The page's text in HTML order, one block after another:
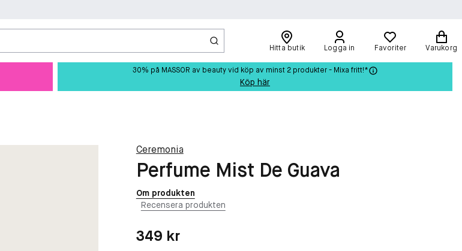
Hitta butik Logga in Favoriter Varukorg
30% på MASSOR av beauty vid köp av minst 2 produkter - Mixa fritt!*
Köp här
Ceremonia
Perfume Mist De Guava
Om produkten
Recensera produkten
Pris: 349 kr
349 kr